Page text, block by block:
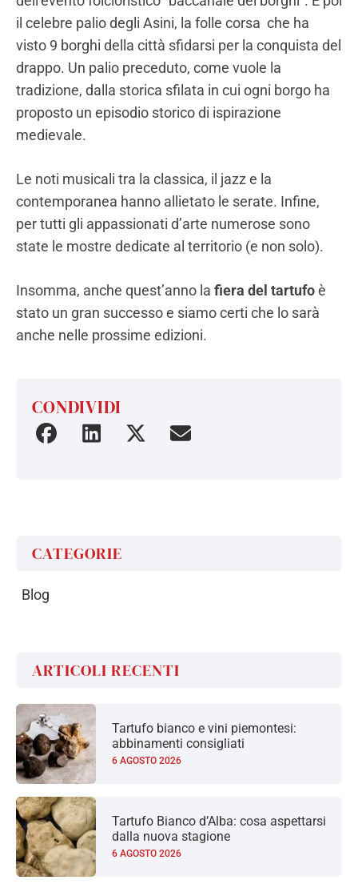
il celebre palio degli Asini, la folle corsa che ha
visto 9 borghi della città sfidarsi per la conquista del
drappo. Un palio preceduto, come vuole la
tradizione, dalla storica sfilata in cui ogni borgo ha
proposto un episodio storico di ispirazione
medievale.
Le noti musicali tra la classica, il jazz e la
contemporanea hanno allietato le serate. Infine,
per tutti gli appassionati d’arte numerose sono
state le mostre dedicate al territorio (e non solo).
Insomma, anche quest’anno la fiera del tartufoè
stato un gran successo e siamo certi che lo sarà
anche nelle prossime edizioni.
CONDIVIDI
CondividiCondividiCondividiCondividi
tramite
CATEGORIE
Blog
ARTICOLI RECENTI
Tartufo bianco e vini piemontesi:
abbinamenti consigliati
6 AGOSTO 2026
Tartufo Bianco d’Alba: cosa aspettarsi
dalla nuova stagione
6 AGOSTO 2026